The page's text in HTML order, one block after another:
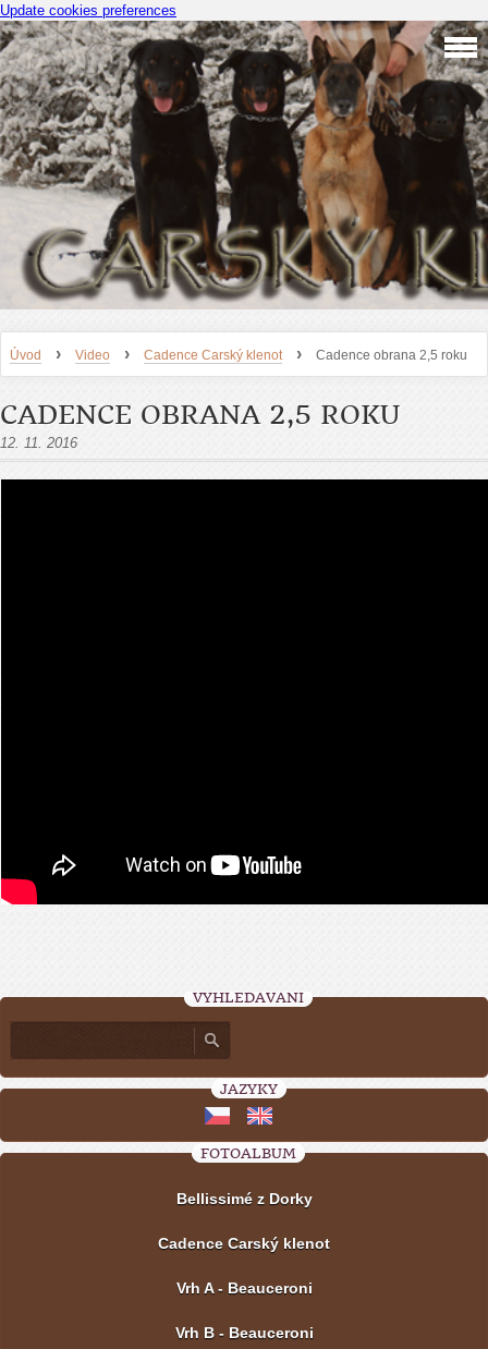
Update cookies preferences
Úvod › Video › Cadence Carský klenot › Cadence obrana 2,5 roku
CADENCE OBRANA 2,5 ROKU
12. 11. 2016
VYHLEDÁVÁNÍ
JAZYKY
FOTOALBUM
Bellissimé z Dorky
Cadence Carský klenot
Vrh A - Beauceroni
Vrh B - Beauceroni